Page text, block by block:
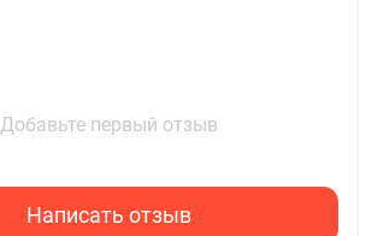
Добавьте первый отзыв
Написать отзыв